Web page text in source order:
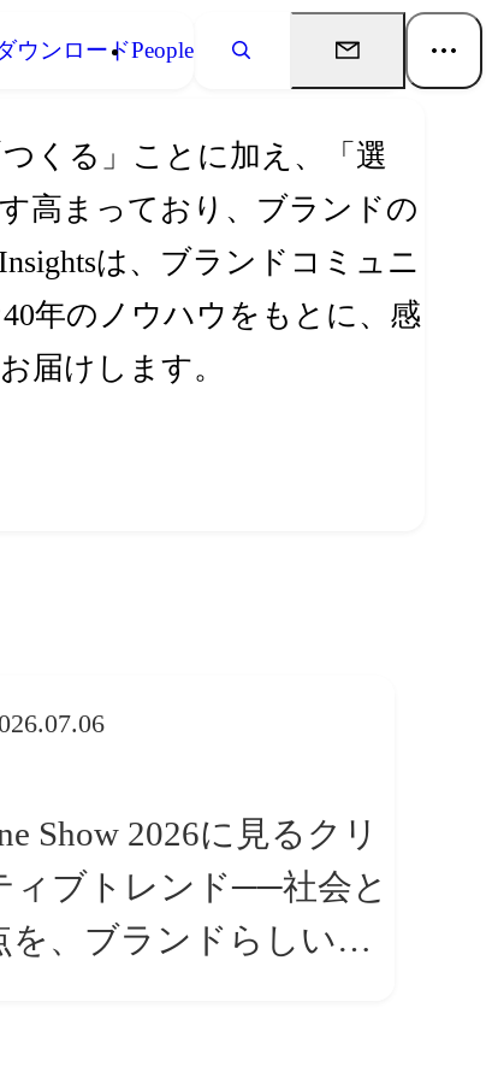
ウンロードPeople
くる」ことに加え、「選
高まっており、ブランドの
は、ブランドコミュニ
年のノウハウをもとに、感
届けします。
Show 2026に見るクリ
ィブトレンド──社会と
を、ブランドらしい